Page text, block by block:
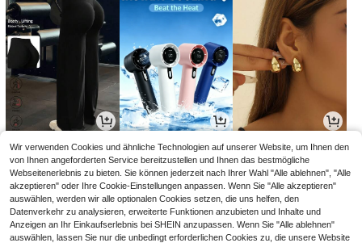
11,84€11,87€ 2,78€ 3,74€
Wir verwenden Cookies und ähnliche Technologien auf unserer Website, um Ihnen den
von Ihnen angeforderten Service bereitzustellen und Ihnen das bestmögliche
Webseitenerlebnis zu bieten. Sie können jederzeit nach Ihrer Wahl "Alle ablehnen", "Alle
akzeptieren" oder Ihre Cookie-Einstellungen anpassen. Wenn Sie "Alle akzeptieren"
auswählen, werden wir alle optionalen Cookies setzen, die uns helfen, den
Datenverkehr zu analysieren, erweiterte Funktionen anzubieten und Inhalte und
Anzeigen an Ihr Einkaufserlebnis bei SHEIN anzupassen. Wenn Sie "Alle ablehnen"
auswählen, lassen Sie nur die unbedingt erforderlichen Cookies zu, die unsere Website